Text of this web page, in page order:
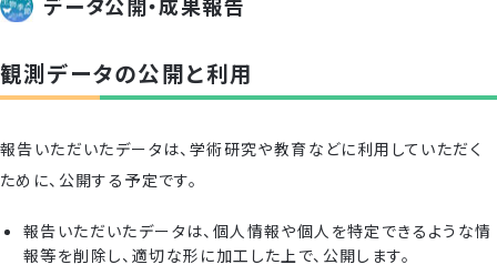
データ公開・成果報告
観測データの公開と利用
報告いただいたデータは、学術研究や教育などに利用していただく
ために、公開する予定です。
報告いただいたデータは、個人情報や個人を特定できるような情
報等を削除し、適切な形に加工した上で、公開します。